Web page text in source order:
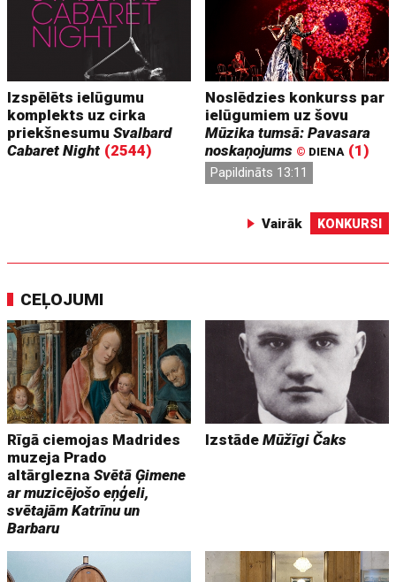
Izspēlēts ielūgumu
komplekts uz cirka
priekšnesumuSvalbard
Cabaret Night (2544)
Noslēdzies konkurss par
ielūgumiem uz šovu
Mūzika tumsā: Pavasara
noskaņojums © DIENA (1)
Papildināts 13:11
Vairāk KONKURSI
CEĻOJUMI
Rīgā ciemojas Madrides
muzeja Prado
altārgleznaSvētā Ģimene
ar muzicējošo eņģeli,
svētajām Katrīnu un
Barbaru
IzstādeMūžīgi Čaks